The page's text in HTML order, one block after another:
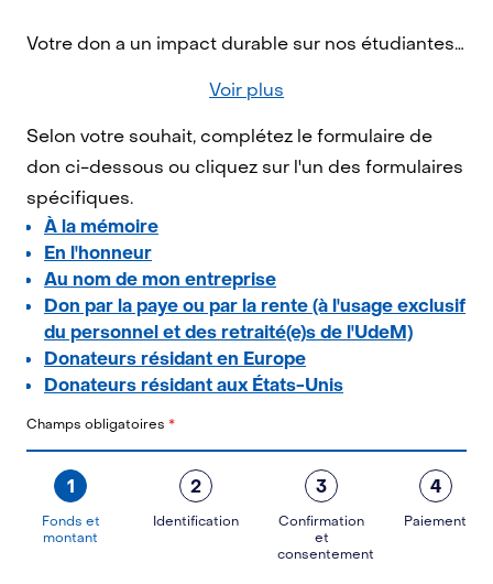
Votre don a un impact durable sur nos étudiantes et nos étudiants, la recherche et la société dans son ensemble. En contribuant aujourd'hui, vous permettez de bâtir un monde meilleur!
Voir plus
Selon votre souhait, complétez le formulaire de
don ci-dessous ou cliquez sur l'un des formulaires
spécifiques.
À la mémoire
En l'honneur
Au nom de mon entreprise
Don par la paye ou par la rente (à l'usage exclusif
du personnel et des retraité(e)s de l'UdeM)
Donateurs résidant en Europe
Donateurs résidant aux États-Unis
Champs obligatoires *
1
Fonds et
montant
2
Identification
3
Confirmation
et
consentement
4
Paiement